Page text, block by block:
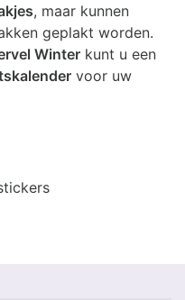
, maar kunnen
geplakt worden.
Winter kunt u een
voor uw